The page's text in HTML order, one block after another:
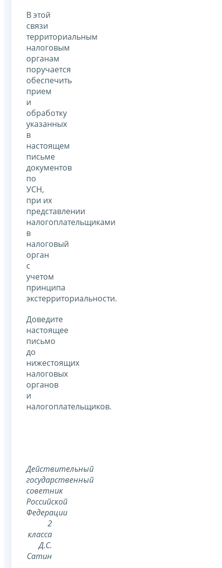
В этой
связи
территориальным
налоговым
органам
поручается
обеспечить
прием
и
обработку
указанных
в
настоящем
письме
документов
по
УСН,
при их
представлении
налогоплательщиками
в
налоговый
орган
с
учетом
принципа
экстерриториальности.
Доведите
настоящее
письмо
до
нижестоящих
налоговых
органов
и
налогоплательщиков.
Действительный
государственный
советник
Российской
Федерации
2
класса
Д.С.
Сатин